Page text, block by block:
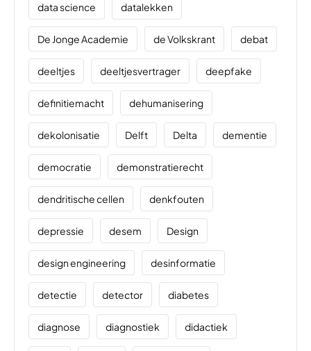
data science datalekken
De Jonge Academie de Volkskrant debat
deeltjes deeltjesvertrager deepfake
definitiemacht dehumanisering
dekolonisatie Delft Delta dementie
democratie demonstratierecht
dendritische cellen denkfouten
depressie desem Design
design engineering desinformatie
detectie detector diabetes
diagnose diagnostiek didactiek